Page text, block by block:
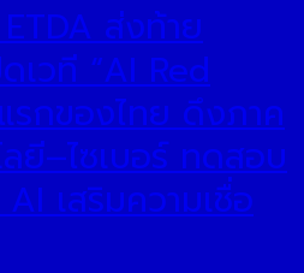
ส่งท้าย
เวที “AI Red
รกของไทย ดึงภาค
ลยี–ไซเบอร์ ทดสอบ
เสริมความเชื่อ